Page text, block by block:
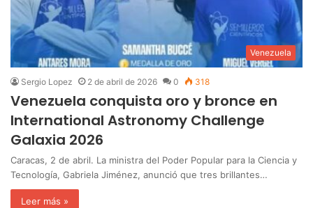
Venezuela
Sergio Lopez 2 de abril de 2026 0 318
Venezuela conquista oro y bronce en
International Astronomy Challenge
Galaxia 2026
Caracas, 2 de abril. ‎La ministra del Poder Popular para la Ciencia y
Tecnología, Gabriela Jiménez, anunció que tres brillantes…
Leer más »